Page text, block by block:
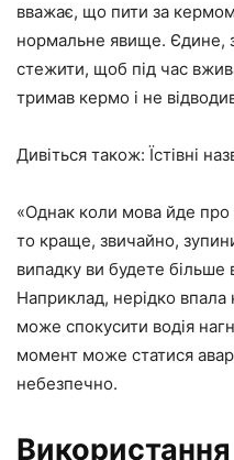
вважає, що пити за
нормальне явище. Єдине,
стежити, щоб під час
тримав кермо і не
Дивіться також: Їстівні
«Однак коли мова йде про
то краще, звичайно,
випадку ви будете більше
Наприклад, нерідко впала
може спокусити водія
момент може статися
небезпечно.